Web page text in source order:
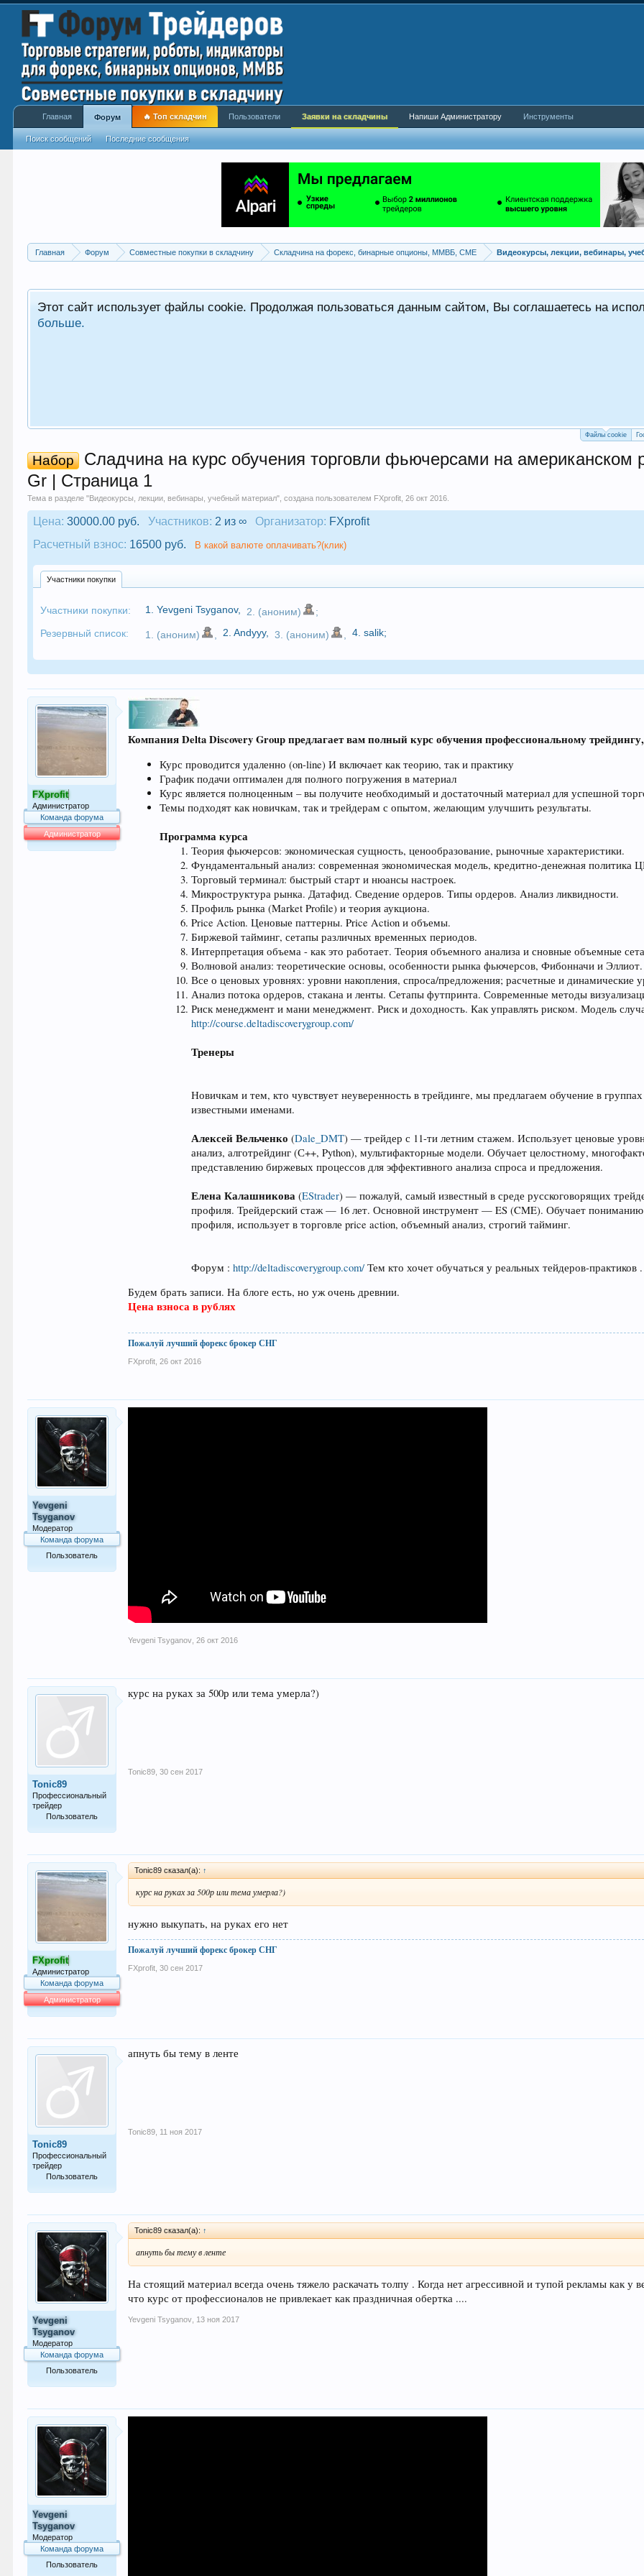
Главная Форум Совместные покупки в складчину Складчина на форекс, бинарные опционы, ММВБ, CME Видеокурсы, лекции, вебинары,
Этот сайт использует файлы cookie. Продолжая пользоваться данным сайтом, Вы соглашаетесь на
больше.
Файлы cookie
Набор
Сладчина на курс обучения торговли фьючерсами на американском
Gr | Страница 1
Тема в разделе "Видеокурсы, лекции, вебинары, учебный материал", создана пользователем FXprofit ,26 окт 2016
Цена: 30000.00 руб. Участников: 2 из ∞ Организатор: FXprofit
Расчетный взнос: 16500 руб. В какой валюте оплачивать?(клик)
Участники покупки
Участники покупки: 1.Yevgeni Tsyganov, 2. (аноним)
;
Резервный список:
1. (аноним) 2.Andyyy, 3. (аноним) 4.salik;
FXprofit
Администратор
Команда форума
Администратор
Компания Delta Discovery Group предлагает вам полный курс обучения профессиональному
Курс проводится удаленно (on-line) И включает как теорию, так и практику
График подачи оптимален для полного погружения в материал
Курс является полноценным – вы получите необходимый и достаточный материал для успешной
Темы подходят как новичкам, так и трейдерам с опытом, желающим улучшить результаты.
Программа курса
Теория фьючерсов: экономическая сущность, ценообразование, рыночные характеристики.
Фундаментальный анализ: современная экономическая модель, кредитно-денежная политика
Торговый терминал: быстрый старт и нюансы настроек.
Микроструктура рынка. Датафид. Сведение ордеров. Типы ордеров. Анализ ликвидности.
Профиль рынка (Market Profile) и теория аукциона.
Price Action. Ценовые паттерны. Price Action и объемы.
Биржевой тайминг, сетапы различных временных периодов.
Интерпретация объема - как это работает. Теория объемного анализа и сновные объемные
Волновой анализ: теоретические основы, особенности рынка фьючерсов, Фибонначи и Эллиот.
Все о ценовых уровнях: уровни накопления, спроса/предложения; расчетные и динамические
Анализ потока ордеров, стакана и ленты. Сетапы футпринта. Современные методы
Риск менеджмент и мани менеджмент. Риск и доходность. Как управлять риском. Модель
http://course.deltadiscoverygroup.com/
Тренеры
Новичкам и тем, кто чувствует неуверенность в трейдинге, мы предлагаем обучение в
известными именами.
Алексей Вельченко (Dale_DMT) — трейдер с 11-ти летним стажем. Использует ценовые
анализ, алготрейдинг (С++, Python), мультифакторные модели. Обучает целостному,
представлению биржевых процессов для эффективного анализа спроса и предложения.
Елена Калашникова (EStrader) — пожалуй, самый известный в среде русскоговорящих
профиля. Трейдерский стаж — 16 лет. Основной инструмент — ES (CME). Обучает
профиля, использует в торговле price action, объемный анализ, строгий тайминг.
Форум :http://deltadiscoverygroup.com/ Тем кто хочет обучаться у реальных тейдеров-практиков .
Будем брать записи. На блоге есть, но уж очень древнии.
Цена взноса в рублях
Пожалуй лучший форекс брокер СНГ
FXprofit 26 окт 2016
Yevgeni
Tsyganov
Модератор
Команда форума
Пользователь
Yevgeni Tsyganov 26 окт 2016
Tonic89
Профессиональный
трейдер
Пользователь
курс на руках за 500р или тема умерла?)
Tonic89 30 сен 2017
FXprofit
Администратор
Команда форума
Администратор
Tonic89 сказал(а): ↑
курс на руках за 500р или тема умерла?)
нужно выкупать, на руках его нет
Пожалуй лучший форекс брокер СНГ
FXprofit 30 сен 2017
Tonic89
Профессиональный
трейдер
Пользователь
апнуть бы тему в ленте
Tonic89 11 ноя 2017
Yevgeni
Tsyganov
Модератор
Команда форума
Пользователь
Tonic89 сказал(а): ↑
апнуть бы тему в ленте
На стоящий материал всегда очень тяжело раскачать толпу . Когда нет агрессивной и тупой рекламы как
что курс от профессионалов не привлекает как праздничная обертка ....
Yevgeni Tsyganov 13 ноя 2017
Yevgeni
Tsyganov
Модератор
Команда форума
Пользователь
Главная Форум
Поиск сообщений Последние сообщения
🔥 Топ складчин Пользователи Заявки на складчины Напиши Администратору Инструменты